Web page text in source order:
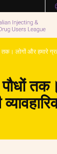
लोगों और हमारे